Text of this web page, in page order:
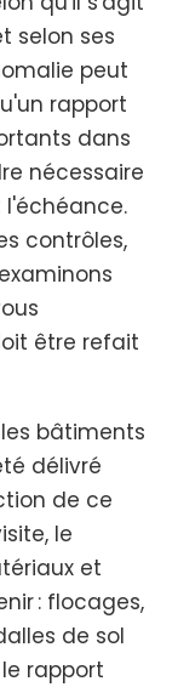
selon ses
peut
rapport
dans
nécessaire
contrôles,
être refait
bâtiments
délivré
de ce
le
et
: flocages,
de sol
rapport